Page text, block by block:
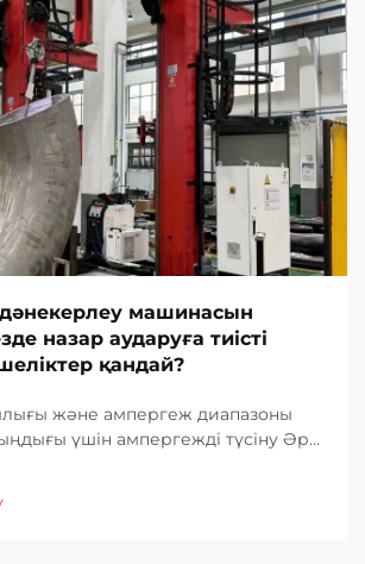
машинасын
назар аударуға тиісті
қандай?
және ампергеж диапазоны
үшін ампергежді түсіну Әр
амперлер көбірек жылуды